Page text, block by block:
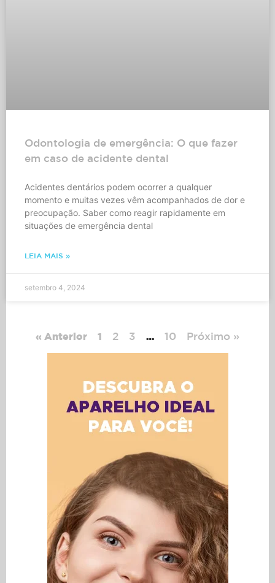
Odontologia de emergência: O que fazer
em caso de acidente dental
Acidentes dentários podem ocorrer a qualquer
momento e muitas vezes vêm acompanhados de dor e
preocupação. Saber como reagir rapidamente em
situações de emergência dental
LEIA MAIS »
setembro 4, 2024
« Anterior 1 2 3 … 10 Próximo »